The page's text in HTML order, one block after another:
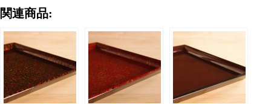
関連商品: